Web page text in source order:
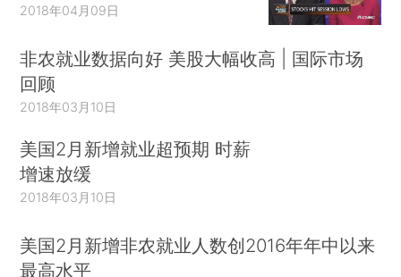
2018年04月09日
非农就业数据向好 美股大幅收高 | 国际市场
回顾
2018年03月10日
美国2月新增就业超预期 时薪
增速放缓
2018年03月10日
美国2月新增非农就业人数创2016年年中以来
最高水平